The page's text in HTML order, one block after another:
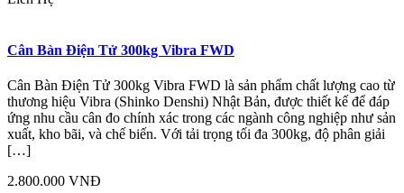
Cân Bàn Điện Tử 300kg Vibra FWD
Cân Bàn Điện Tử 300kg Vibra FWD là sản phẩm chất lượng cao từ
thương hiệu Vibra (Shinko Denshi) Nhật Bản, được thiết kế để đáp
ứng nhu cầu cân đo chính xác trong các ngành công nghiệp như sản
xuất, kho bãi, và chế biến. Với tải trọng tối đa 300kg, độ phân giải
[…]
2.800.000 VNĐ